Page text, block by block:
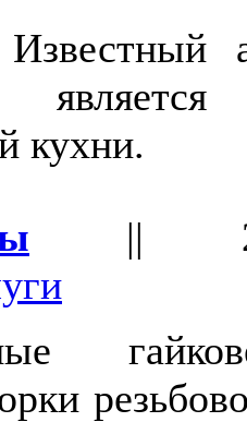
является
кухни.
||